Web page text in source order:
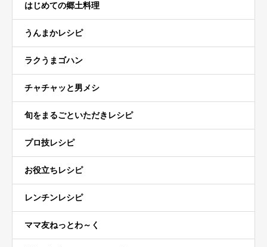
はじめての郷土料理
うんまかレシピ
ラクうまゴハン
チャチャッと男メシ
旬をまるごといただきレシピ
プロ技レシピ
お役立ちレシピ
レンチンレシピ
ママ友ねっとわ～く